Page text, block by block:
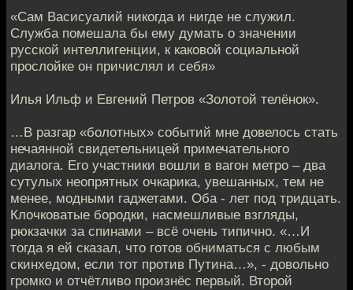
«Сам Васисуалий никогда и нигде не служил.
Служба помешала бы ему думать о значении
русской интеллигенции, к каковой социальной
прослойке он причислял и себя»
Илья Ильф и Евгений Петров «Золотой телёнок».
…В разгар «болотных» событий мне довелось стать
нечаянной свидетельницей примечательного
диалога. Его участники вошли в вагон метро – два
сутулых неопрятных очкарика, увешанных, тем не
менее, модными гаджетами. Оба - лет под тридцать.
Клочковатые бородки, насмешливые взгляды,
рюкзачки за спинами – всё очень типично. «…И
тогда я ей сказал, что готов обниматься с любым
скинхедом, если тот против Путина…», - довольно
громко и отчётливо произнёс первый. Второй